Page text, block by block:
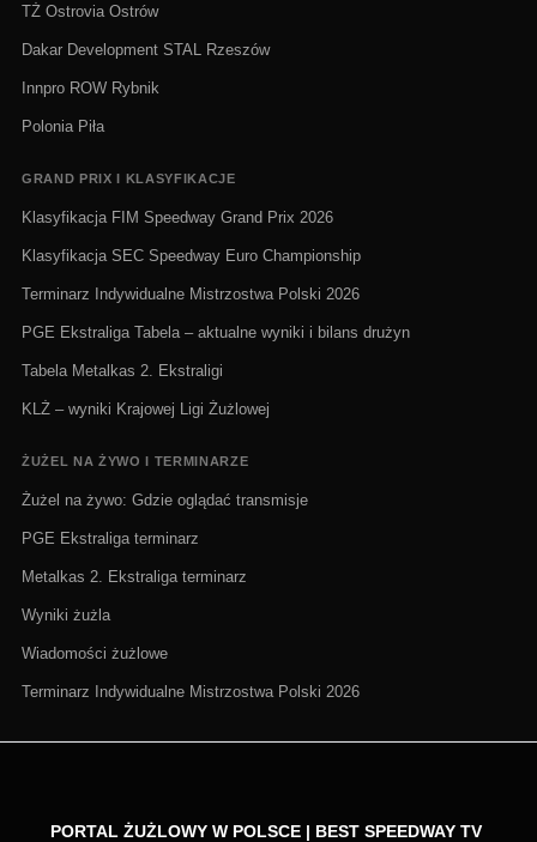
TŻ Ostrovia Ostrów
Dakar Development STAL Rzeszów
Innpro ROW Rybnik
Polonia Piła
GRAND PRIX I KLASYFIKACJE
Klasyfikacja FIM Speedway Grand Prix 2026
Klasyfikacja SEC Speedway Euro Championship
Terminarz Indywidualne Mistrzostwa Polski 2026
PGE Ekstraliga Tabela – aktualne wyniki i bilans drużyn
Tabela Metalkas 2. Ekstraligi
KLŻ – wyniki Krajowej Ligi Żużlowej
ŻUŻEL NA ŻYWO I TERMINARZE
Żużel na żywo: Gdzie oglądać transmisje
PGE Ekstraliga terminarz
Metalkas 2. Ekstraliga terminarz
Wyniki żużla
Wiadomości żużlowe
Terminarz Indywidualne Mistrzostwa Polski 2026
PORTAL ŻUŻLOWY W POLSCE | BEST SPEEDWAY TV